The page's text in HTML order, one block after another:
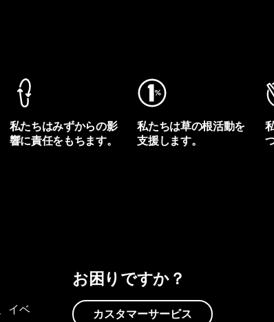
私たちはみずからの影
響に責任をもちます。
私たちは草の根活動を
支援します。
イベ
お困りですか？
カスタマーサービス